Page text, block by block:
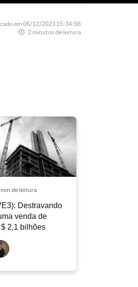
em 06/12/2023 15:34:56
2 minutos de leitura
min de leitura
Destravando
venda de
2,1 bilhões